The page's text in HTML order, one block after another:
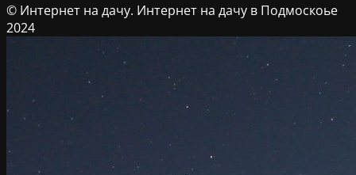
© Интернет на дачу. Интернет на дачу в Подмоскоье
2024